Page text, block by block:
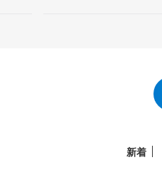
新着